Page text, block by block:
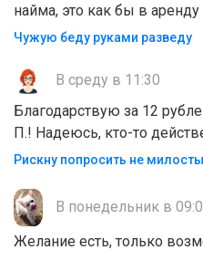
найма, это как бы в аренду
Чужую беду руками разведу
В среду в 11:30
Благодарствую за 12
П.! Надеюсь, кто-то
Рискну попросить не
В понедельник в
Желание есть,